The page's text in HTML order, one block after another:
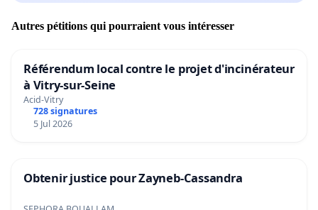
Autres pétitions qui pourraient vous intéresser
Référendum local contre le projet d'incinérateur
à Vitry-sur-Seine
Acid-Vitry
728 signatures
5 Jul 2026
Obtenir justice pour Zayneb-Cassandra